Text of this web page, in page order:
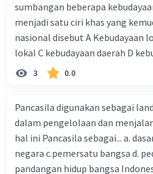
hidup sedentari sangat
berisiko terkena diabetes tipe 2.
menyebabkan masyarakat,
malas bergerak. [6] Coba ingat-
sudah berapa kali Anda dalam
juga berapa banyak langkah
pada hari ini? [8] Seiring dengan
yang makin canggih, apa pun
langsung diantar ke ruangan
rumah. [9] Selain hemat waktu,
sumbangan beberapa
menjadi satu ciri khas yang
nasional disebut A Kebudayaan
lokal C kebudayaan daerah D
3 0.0
Pancasila digunakan sebagai
dalam pengelolaan dan
hal ini Pancasila sebagai... a.
negara c.pemersatu bangsa d.
pandangan hidup bangsa